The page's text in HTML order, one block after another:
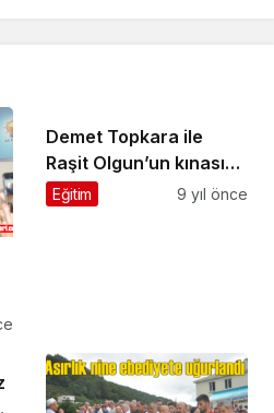
Demet Topkara ile
Raşit Olgun’un kınası
yapıldı
Eğitim 9 yıl önce